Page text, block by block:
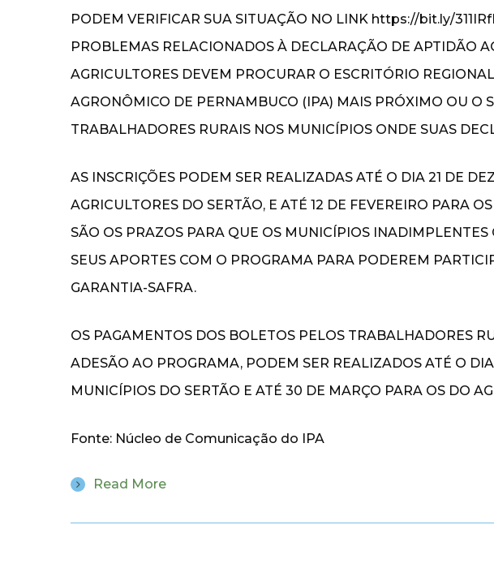
PODEM VERIFICAR SUA SITUAÇÃO NO LINK https://bit.ly/
PROBLEMAS RELACIONADOS À DECLARAÇÃO DE APTIDÃO
AGRICULTORES DEVEM PROCURAR O ESCRITÓRIO
AGRONÔMICO DE PERNAMBUCO (IPA) MAIS PRÓXIMO OU O
TRABALHADORES RURAIS NOS MUNICÍPIOS ONDE SUAS
AS INSCRIÇÕES PODEM SER REALIZADAS ATÉ O DIA 21 DE
AGRICULTORES DO SERTÃO, E ATÉ 12 DE FEVEREIRO PARA
SÃO OS PRAZOS PARA QUE OS MUNICÍPIOS
SEUS APORTES COM O PROGRAMA PARA PODEREM
GARANTIA-SAFRA.
OS PAGAMENTOS DOS BOLETOS PELOS TRABALHADORES
ADESÃO AO PROGRAMA, PODEM SER REALIZADOS ATÉ O
MUNICÍPIOS DO SERTÃO E ATÉ 30 DE MARÇO PARA OS DO
Fonte: Núcleo de Comunicação do IPA
Read More